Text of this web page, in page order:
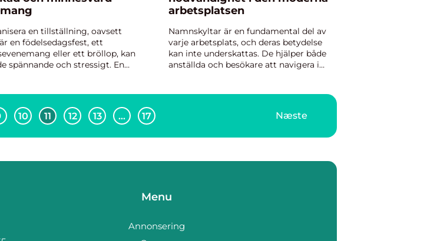
en tillställning, oavsett
en födelsedagsfest, ett
eller ett bröllop, kan
spännande och stressigt. En
arbetsplatsen
Namnskyltar är en fundamental del av
varje arbetsplats, och deras betydelse
kan inte underskattas. De hjälper både
anställda och besökare att navigera i
10 11 12 13 … 17 Næste
Menu
Annonsering